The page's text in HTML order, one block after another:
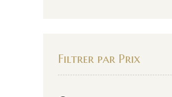
Filtrer par Prix